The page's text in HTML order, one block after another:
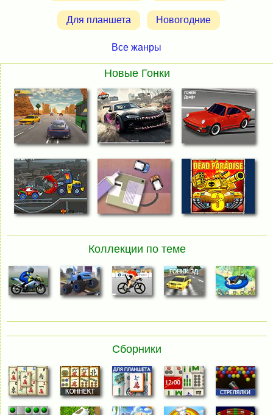
Для планшета Новогодние
Все жанры
Новые Гонки
Коллекции по теме
Сборники